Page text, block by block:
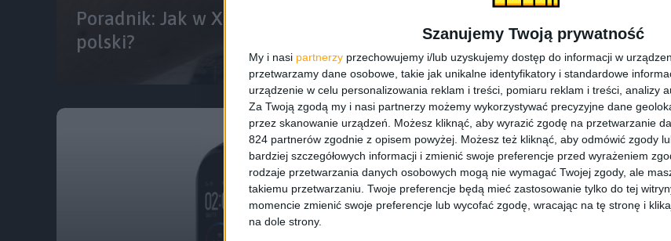
Szanujemy Twoją prywatność
My i nasi partnerzy przechowujemy i/lub uzyskujemy dostęp do informacji w
przetwarzamy dane osobowe, takie jak unikalne identyfikatory i standardowe
urządzenie w celu personalizowania reklam i treści, pomiaru reklam i treści, analizy
Za Twoją zgodą my i nasi partnerzy możemy wykorzystywać precyzyjne dane
przez skanowanie urządzeń. Możesz kliknąć, aby wyrazić zgodę na przetwarzanie
824 partnerów zgodnie z opisem powyżej. Możesz też kliknąć, aby odmówić zgody
bardziej szczegółowych informacji i zmienić swoje preferencje przed wyrażeniem
rodzaje przetwarzania danych osobowych mogą nie wymagać Twojej zgody, ale
takiemu przetwarzaniu. Twoje preferencje będą mieć zastosowanie tylko do tej
momencie zmienić swoje preferencje lub wycofać zgodę, wracając na tę stronę i
na dole strony.
Poradnik: Jak w Xiaomi Mi Band 4 ustawić język
polski?
Xiaomi Mi
niecałe 125